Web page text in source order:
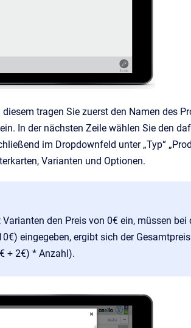
tragen Sie zuerst den Namen des
In der nächsten Zeile wählen Sie den
im Dropdownfeld unter „Typ“
Varianten und Optionen.
den Preis von 0€ ein, müssen
eingegeben, ergibt sich der
+ 2€) * Anzahl).